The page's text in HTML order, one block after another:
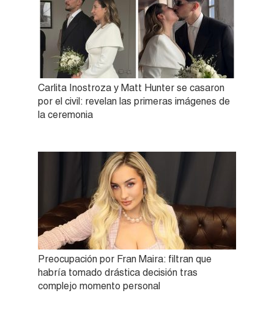
Carlita Inostroza y Matt Hunter se casaron
por el civil: revelan las primeras imágenes de
la ceremonia
Preocupación por Fran Maira: filtran que
habría tomado drástica decisión tras
complejo momento personal